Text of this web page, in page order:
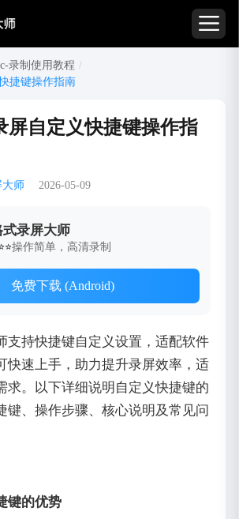
录制使用教程 /
捷键操作指南
屏自定义快捷键操作指
师 2026-05-09
式录屏大师
操作简单，高清录制
免费下载 (Android)
支持快捷键自定义设置，适配软件
快速上手，助力提升录屏效率，适
求。以下详细说明自定义快捷键的
键、操作步骤、核心说明及常见问
键的优势